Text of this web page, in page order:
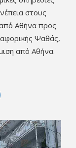
στους
Αθήνα προς
Ψαθάς,
από Αθήνα